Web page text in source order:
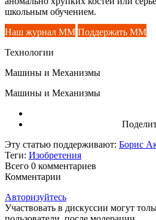
школьным обучением.
Наш журнал ММ Поддержать ММ
Технологии
Машины и Механизмы
Машины и Механизмы
Эту статью поддерживают: Борис
Теги: Изобретения
Всего 0 комментариев
Комментарии
Авторизуйтесь
Участвовать в дискуссии могут